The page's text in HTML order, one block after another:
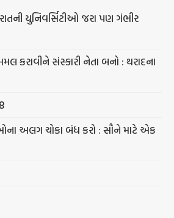
યુનિવર્સિટીઓ જરા પણ ગંભીર
કરાવીને સંસ્કારી નેતા બનો : થરાદના
અલગ ચોકા બંધ કરો : સૌને માટે એક